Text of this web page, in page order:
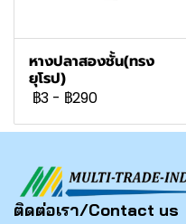
หางปลาสองชั้น(ทรง
ยุโรป)
฿3 - ฿290
ติดต่อเรา/Contact us